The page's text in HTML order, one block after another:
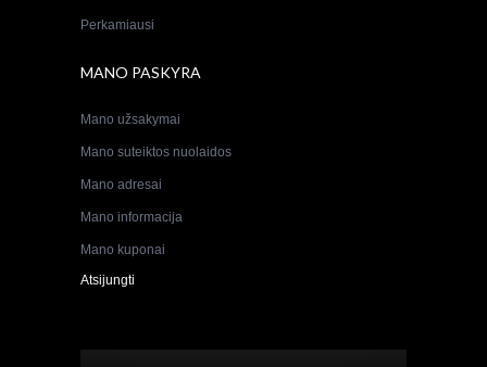
Perkamiausi
MANO PASKYRA
Mano užsakymai
Mano suteiktos nuolaidos
Mano adresai
Mano informacija
Mano kuponai
Atsijungti